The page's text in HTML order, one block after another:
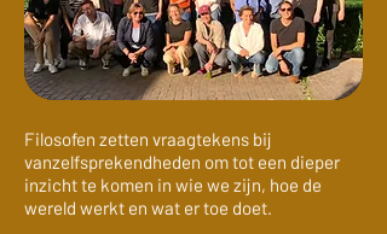
Filosofen zetten vraagtekens bij
vanzelfsprekendheden om tot een dieper
inzicht te komen in wie we zijn, hoe de
wereld werkt en wat er toe doet.